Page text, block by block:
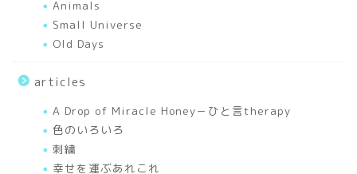
Animals
Small Universe
Old Days
articles
A Drop of Miracle Honey－ひと言therapy
色のいろいろ
刺繍
幸せを運ぶあれこれ